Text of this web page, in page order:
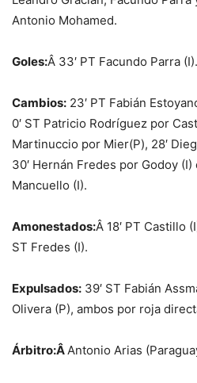
Antonio Mohamed.
Goles:Â 33′ PT Facundo Parra (I).
Cambios: 23′ PT Fabián
0′ ST Patricio Rodríguez por
Martinuccio por Mier(P), 28′
30′ Hernán Fredes por Godoy
Mancuello (I).
Amonestados:Â 18′ PT Castillo
ST Fredes (I).
Expulsados: 39′ ST Fabián
Olivera (P), ambos por roja
Árbitro:ÂAntonio Arias